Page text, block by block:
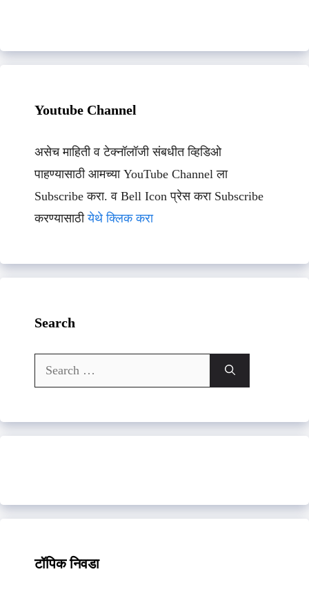
Youtube Channel
असेच माहिती व टेक्नॉलॉजी संबधीत व्हिडिओ
पाहण्यासाठी आमच्या YouTube Channel ला
Subscribe करा. व Bell Icon प्रेस करा Subscribe
करण्यासाठीयेथे क्लिक करा
Search
Search
for:
टॉपिक निवडा